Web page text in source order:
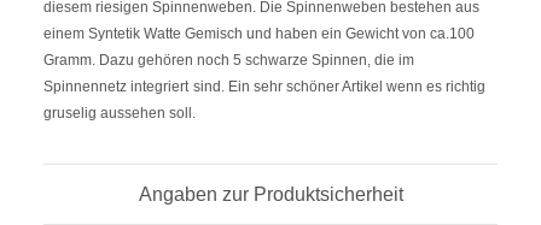
diesem riesigen Spinnenweben. Die Spinnenweben bestehen aus
einem Syntetik Watte Gemisch und haben ein Gewicht von ca.100
Gramm. Dazu gehören noch 5 schwarze Spinnen, die im
Spinnennetz integriert sind. Ein sehr schöner Artikel wenn es richtig
gruselig aussehen soll.
Angaben zur Produktsicherheit